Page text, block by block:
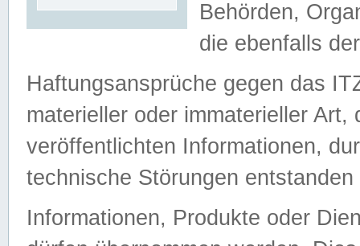
Behörden,
die ebenfalls
Haftungsansprüche gegen das
materieller oder immaterieller
veröffentlichten Informationen,
technische Störungen
Informationen, Produkte oder